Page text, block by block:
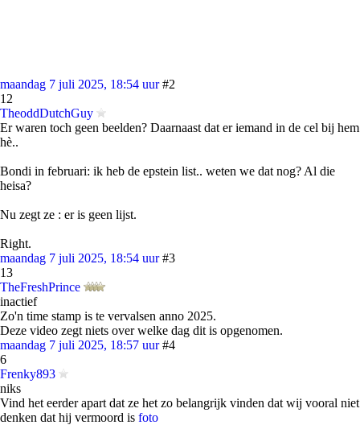
maandag 7 juli 2025, 18:54 uur #2
12
TheoddDutchGuy
Er waren toch geen beelden? Daarnaast dat er iemand in de cel bij hem
hè..
Bondi in februari: ik heb de epstein list.. weten we dat nog? Al die
heisa?
Nu zegt ze : er is geen lijst.
Right.
maandag 7 juli 2025, 18:54 uur #3
13
TheFreshPrince
inactief
Zo'n time stamp is te vervalsen anno 2025.
Deze video zegt niets over welke dag dit is opgenomen.
maandag 7 juli 2025, 18:57 uur #4
6
Frenky893
niks
Vind het eerder apart dat ze het zo belangrijk vinden dat wij vooral niet
denken dat hij vermoord is foto